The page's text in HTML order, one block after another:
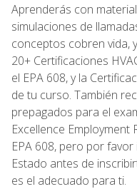
Aprenderás con
simulaciones de
conceptos cobren vida,
20+ Certificaciones
el EPA 608, y la
de tu curso. También
prepagados para el
Excellence Employment
EPA 608, pero por
Estado antes de
es el adecuado para ti.